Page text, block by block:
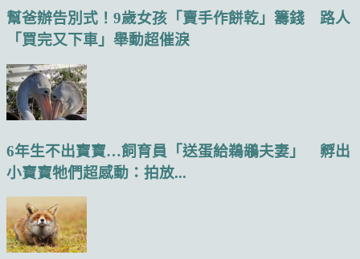
幫爸辦告別式！9歲女孩「賣手作餅乾」籌錢 路人
「買完又下車」舉動超催淚
6年生不出寶寶…飼育員「送蛋給鵜鶘夫妻」 孵出
小寶寶牠們超感動：拍放...